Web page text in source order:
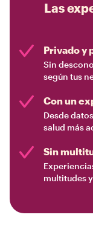
Las
Privado y
Sin
según tus
Con un
Desde
salud más
Sin
multitudes